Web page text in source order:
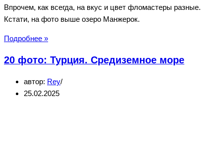
Впрочем, как всегда, на вкус и цвет фломастеры разные.
Кстати, на фото выше озеро Манжерок.
Подробнее »20
Горный
—
природа
20 фото: Турция. Средиземное море
автор: Rey
25.02.2025